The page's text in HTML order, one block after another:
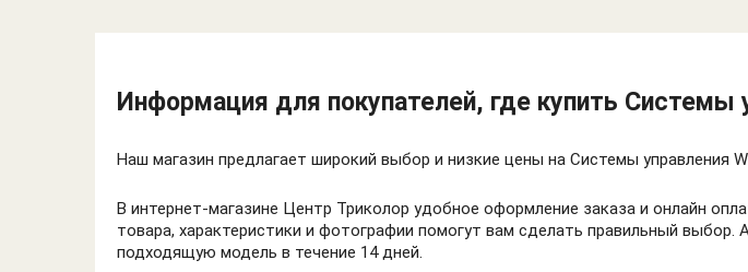
Информация для покупателей, где купить
Наш магазин предлагает широкий выбор и низкие цены на Системы управления
В интернет-магазине Центр Триколор удобное оформление заказа и онлайн
товара, характеристики и фотографии помогут вам сделать правильный
подходящую модель в течение 14 дней.